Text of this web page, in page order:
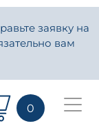
заявку на
вам
0